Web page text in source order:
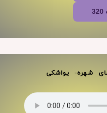
شهره- یواشکی